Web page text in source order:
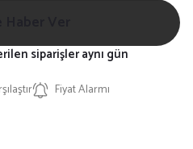
Fiyat Alarmı
siparişler aynı gün